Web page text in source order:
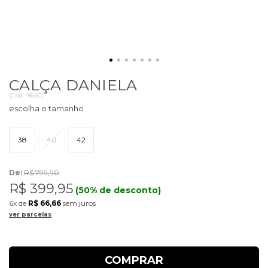
CALÇA DANIELA
(Cód. 964C)
38 40 42
De: R$ 799,90
R$ 399,95 (50% de desconto)
6x de R$ 66,66 sem juros
ver parcelas
COMPRAR